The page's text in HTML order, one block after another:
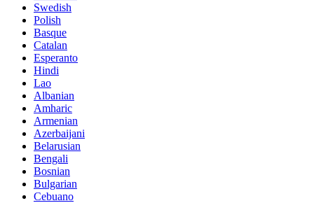
Swedish
Polish
Basque
Catalan
Esperanto
Hindi
Lao
Albanian
Amharic
Armenian
Azerbaijani
Belarusian
Bengali
Bosnian
Bulgarian
Cebuano